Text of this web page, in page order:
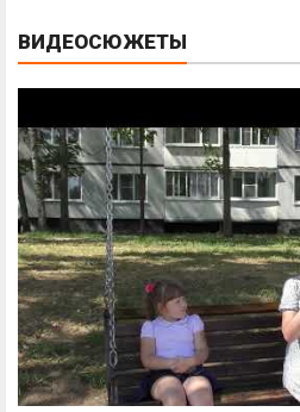
ВИДЕОСЮЖЕТЫ